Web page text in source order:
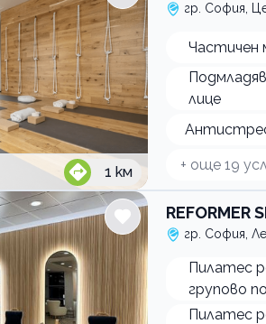
1 км
гр. София,
Частичен
лице
+ още 19
& wellness
гр. София,
Пилатес
групово
Пилатес